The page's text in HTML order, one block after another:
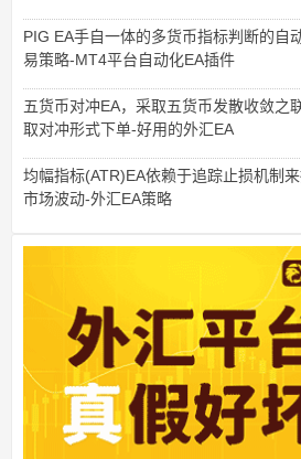
PIG EA手自一体的多货币指标判断的自
易策略-MT4平台自动化EA插件
五货币对冲EA，采取五货币发散收敛之
取对冲形式下单-好用的外汇EA
均幅指标(ATR)EA依赖于追踪止损机制
市场波动-外汇EA策略